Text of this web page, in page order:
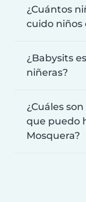
¿Cuántos
cuido niños
¿Babysits
niñeras?
¿Cuáles
que puedo
Mosquera?